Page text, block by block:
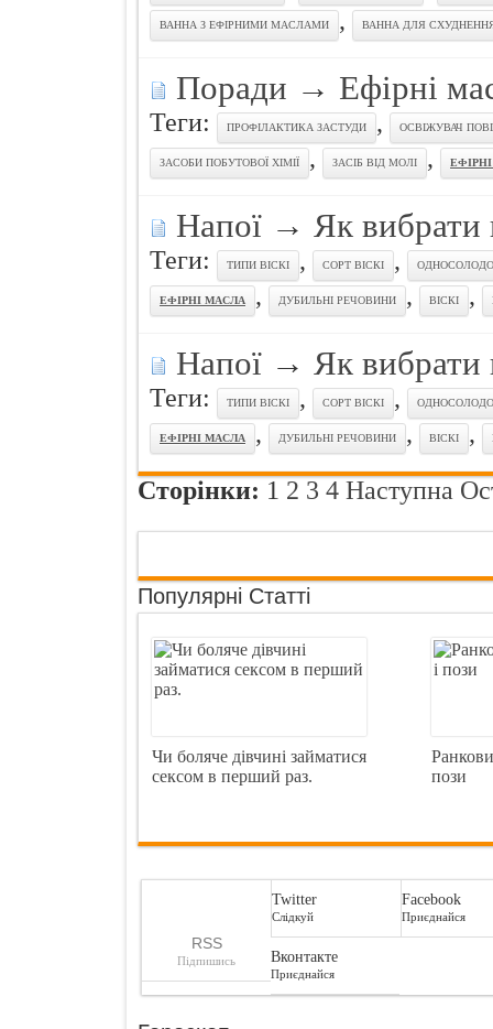
ВАННА З ЕФІРНИМИ МАСЛАМИ , ВАННА ДЛЯ
Поради → Ефірні
Теги: ПРОФІЛАКТИКА ЗАСТУДИ , ОСВІЖУВАЧ
ЗАСОБИ ПОБУТОВОЇ ХІМІЇ , ЗАСІБ ВІД МОЛІ ,
Напої → Як вибрати
Теги: ТИПИ ВІСКІ , СОРТ ВІСКІ ,
ЕФІРНІ МАСЛА , ДУБИЛЬНІ РЕЧОВИНИ , ВІСКІ ,
Напої → Як вибрати
Теги: ТИПИ ВІСКІ , СОРТ ВІСКІ ,
ЕФІРНІ МАСЛА , ДУБИЛЬНІ РЕЧОВИНИ , ВІСКІ ,
Сторінки: 1 2 3 4 Наступна
Популярні Статті
Чи боляче дівчині займатися
сексом в перший раз.
пози
RSS
Підпишись
Twitter
Слідкуй
Facebook
Приєднайся
Вконтакте
Приєднайся